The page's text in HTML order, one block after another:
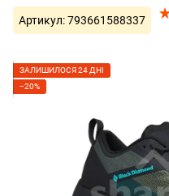
Артикул:793661588337
ЗАЛИШИЛОСЯ 24 ДНІ
−20%